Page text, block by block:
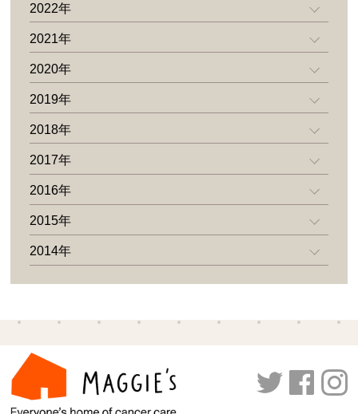
2022年
2021年
2020年
2019年
2018年
2017年
2016年
2015年
2014年